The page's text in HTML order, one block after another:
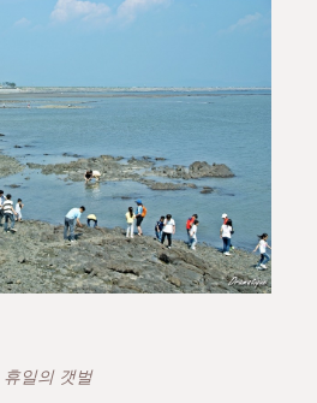
휴일의 갯벌